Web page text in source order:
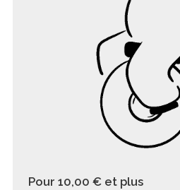
Pour 10,00 € et plus